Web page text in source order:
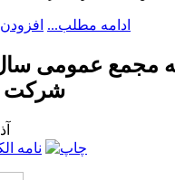
ادامه مطلب...
شرکت
24